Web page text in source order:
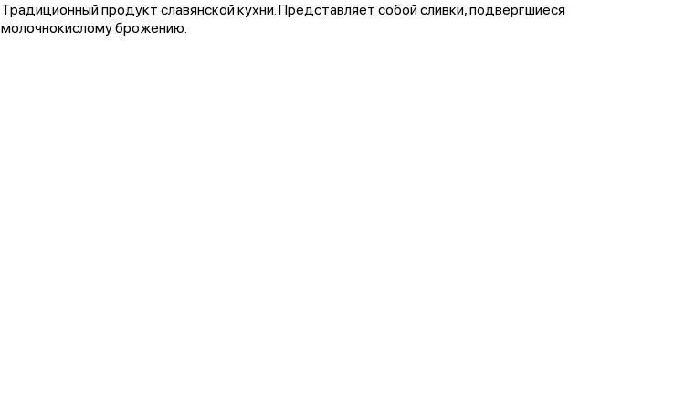
Традиционный продукт славянской кухни. Представляет собой сливки, подвергшиеся
молочнокислому брожению.